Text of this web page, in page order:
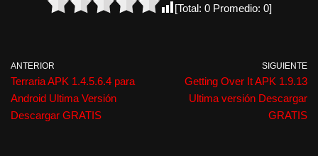
[Total: 0Promedio: 0]
ANTERIOR
Terraria APK 1.4.5.6.4 para
Android Ultima Versión
Descargar GRATIS
SIGUIENTE
Getting Over It APK 1.9.13
Ultima versión Descargar
GRATIS